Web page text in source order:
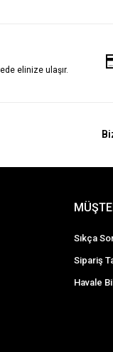
elinize ulaşır.
Sıkça
Sipariş
Havale